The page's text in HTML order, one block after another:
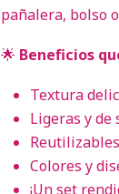
pañalera, bolso
🌟 Beneficios
Textura
Ligeras y de
Colores y
¡Un set